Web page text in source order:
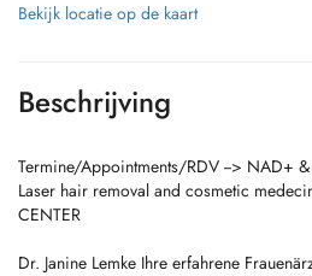
Bekijk locatie op de kaart
Beschrijving
Termine/Appointments/RDV --> NAD+
Laser hair removal and cosmetic
CENTER
Dr. Janine Lemke Ihre erfahrene